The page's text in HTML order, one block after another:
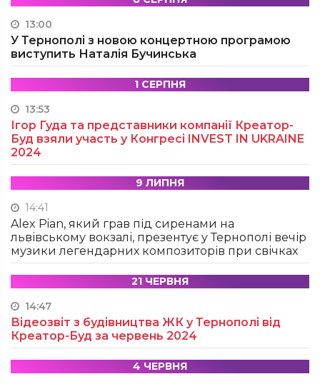
13:00
У Тернополі з новою концертною програмою
виступить Наталія Бучинська
1 СЕРПНЯ
13:53
Ігор Гуда та представники компанії Креатор-
Буд взяли участь у Конгресі INVEST IN UKRAINE
2024
9 ЛИПНЯ
14:41
Alex Pian, який грав під сиренами на
львівському вокзалі, презентує у Тернополі вечір
музики легендарних композиторів при свічках
21 ЧЕРВНЯ
14:47
Відеозвіт з будівництва ЖК у Тернополі від
Креатор-Буд за червень 2024
4 ЧЕРВНЯ